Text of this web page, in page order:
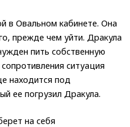
в Овальном кабинете. Она
прежде чем уйти. Дракула
пить собственную
ситуация
находится под
ее погрузил Дракула.
на себя